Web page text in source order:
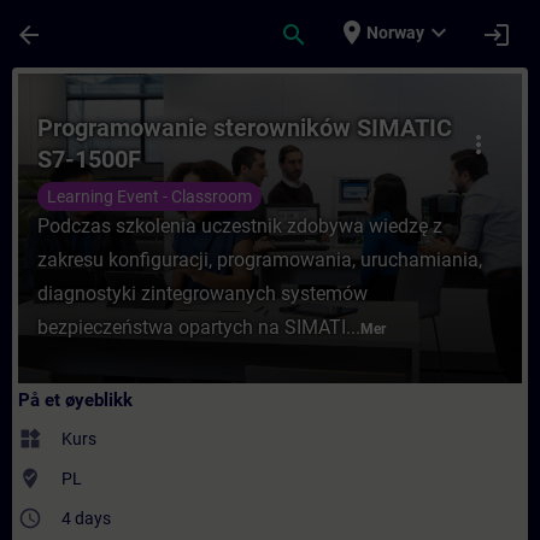
arrow_back search place Norway expand_more login
Kurs - Programowanie sterowników
more_vert
Programowanie sterowników SIMATIC
S7-1500F
Learning Event - Classroom
Podczas szkolenia uczestnik zdobywa wiedzę z
zakresu konfiguracji, programowania, uruchamiania,
diagnostyki zintegrowanych systemów
bezpieczeństwa opartych na SIMATI... Mer
På et øyeblikk
widgets Kurs
where_to_vote PL
access_time 4 days